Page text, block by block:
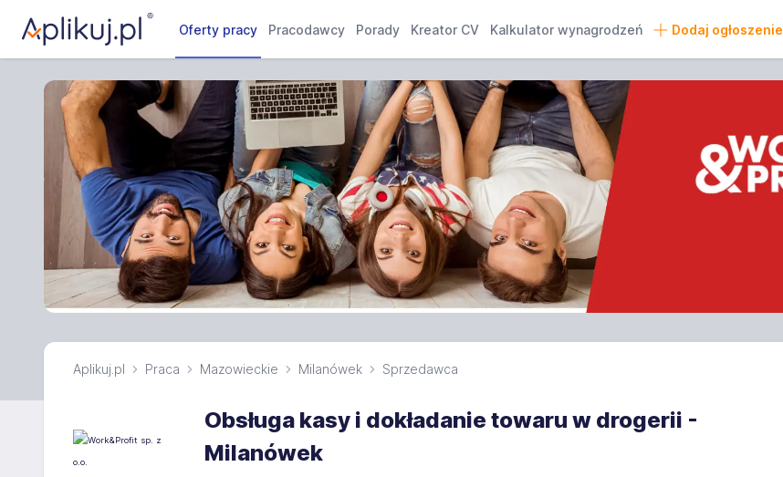
Oferty pracy Pracodawcy Porady Kreator CV Kalkulator wynagrodzeń Dodaj ogłoszenie
Aplikuj.pl Praca Mazowieckie Milanówek Sprzedawca
Obsługa kasy i dokładanie towaru w drogerii -
Milanówek